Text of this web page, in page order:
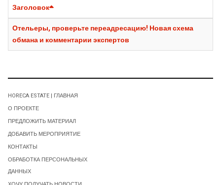
Заголовок
Отельеры, проверьте переадресацию! Новая схема
обмана и комментарии экспертов
HORECA ESTATE | ГЛАВНАЯ
О ПРОЕКТЕ
ПРЕДЛОЖИТЬ МАТЕРИАЛ
ДОБАВИТЬ МЕРОПРИЯТИЕ
КОНТАКТЫ
ОБРАБОТКА ПЕРСОНАЛЬНЫХ
ДАННЫХ